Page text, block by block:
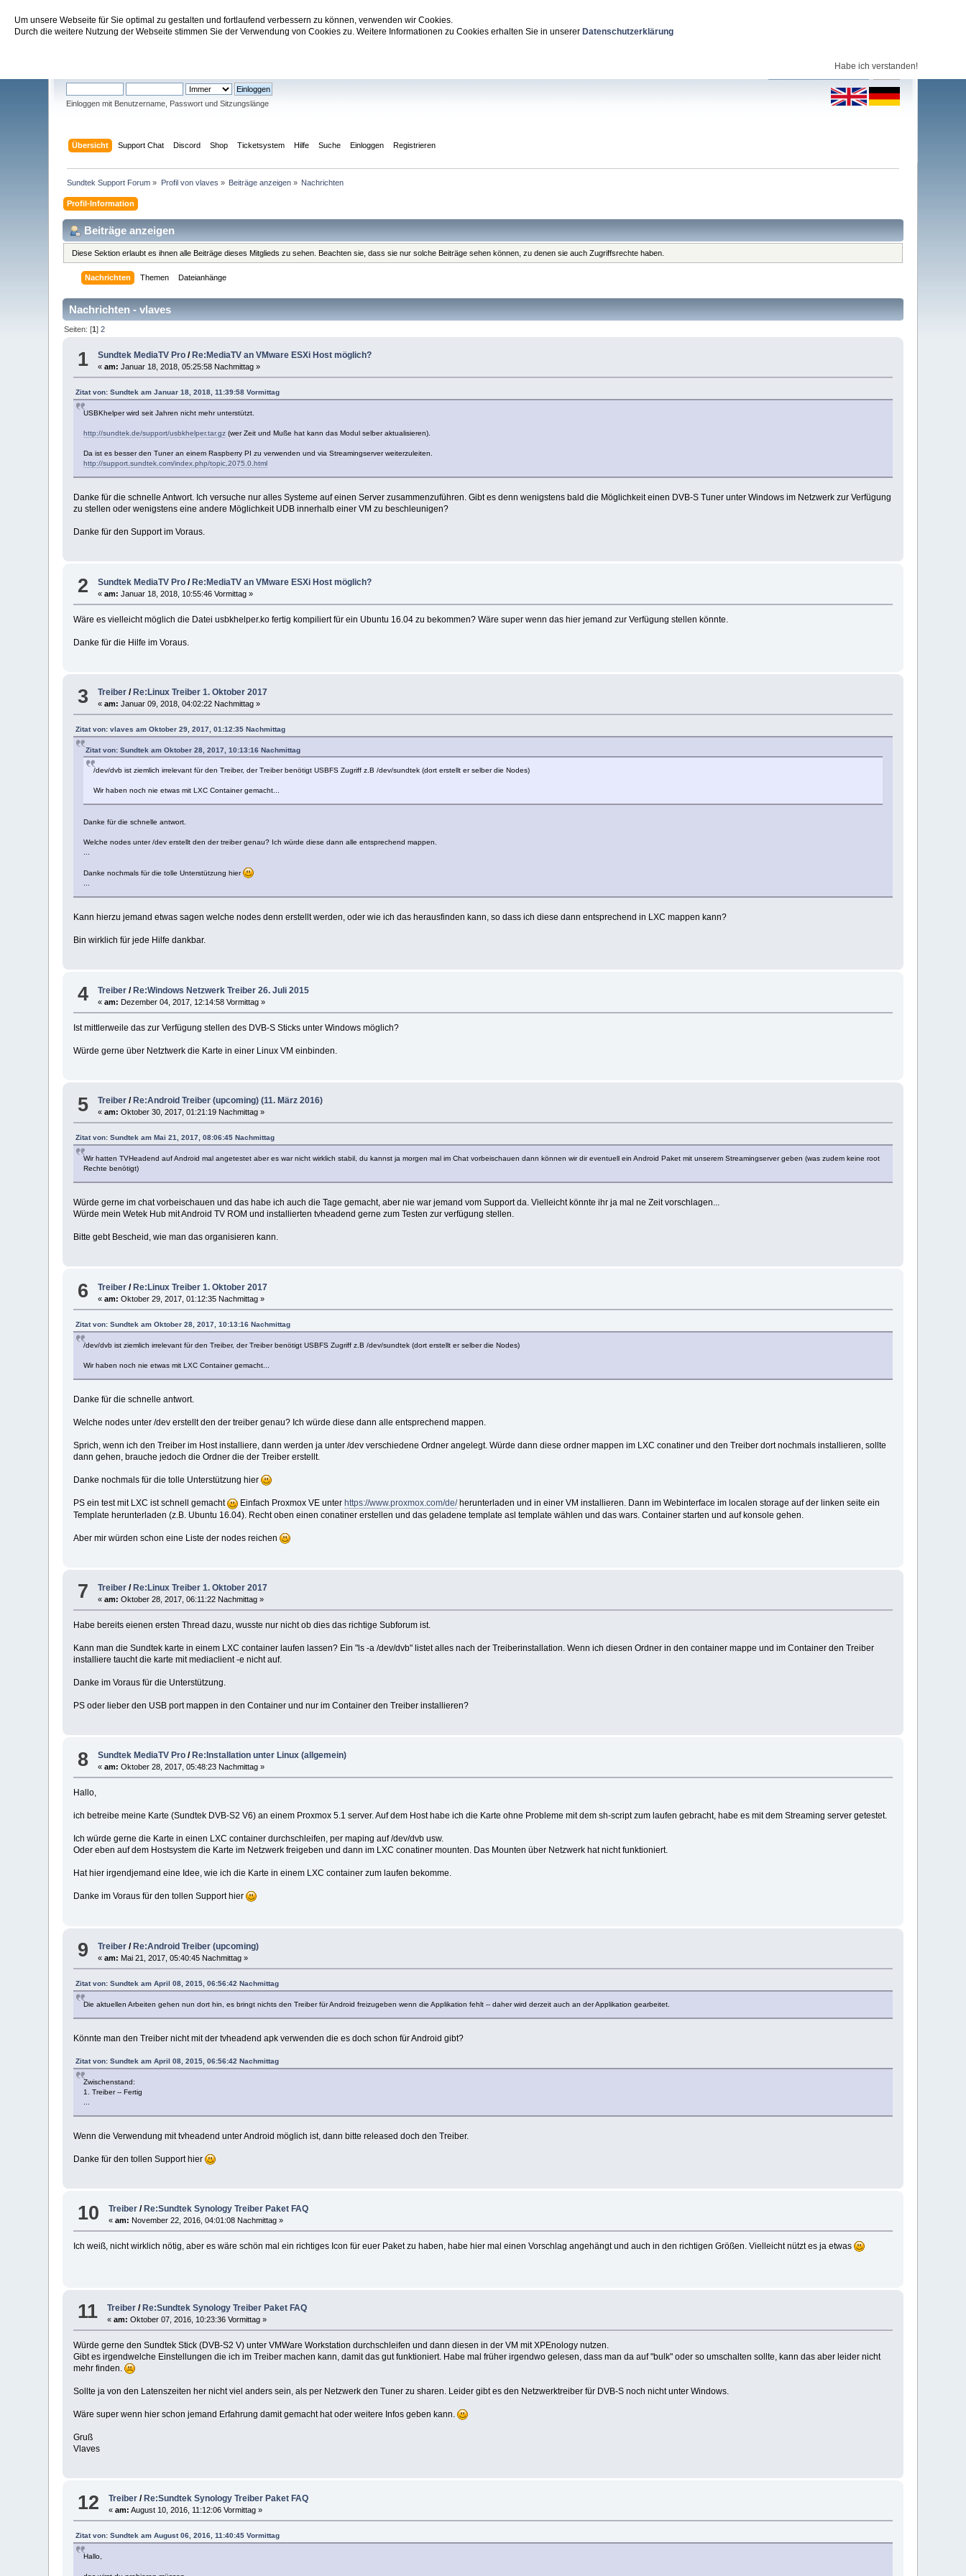
Um unsere Webseite für Sie optimal zu gestalten und fortlaufend verbessern zu können, verwenden wir Cookies.
Durch die weitere Nutzung der Webseite stimmen Sie der Verwendung von Cookies zu. Weitere Informationen zu Cookies erhalten Sie in unserer Datenschutzerklärung
Habe ich verstanden!
Sundtek Support Forum
Einloggen mit Benutzername, Passwort und Sitzungslänge
Übersicht Support Chat Discord Shop Ticketsystem Hilfe Suche Einloggen Registrieren
Sundtek Support Forum » Profil von vlaves » Beiträge anzeigen » Nachrichten
Profil-Information
Beiträge anzeigen
Diese Sektion erlaubt es ihnen alle Beiträge dieses Mitglieds zu sehen. Beachten sie, dass sie nur solche Beiträge sehen können, zu denen sie auch Zugriffsrechte haben.
Nachrichten Themen Dateianhänge
Nachrichten - vlaves
Seiten: [1]2
1 Sundtek MediaTV Pro / Re:MediaTV an VMware ESXi Host möglich?
«am: Januar 18, 2018, 05:25:58 Nachmittag »
Zitat von: Sundtek am Januar 18, 2018, 11:39:58 Vormittag
USBKhelper wird seit Jahren nicht mehr unterstützt.
http://sundtek.de/support/usbkhelper.tar.gz (wer Zeit und Muße hat kann das Modul selber aktualisieren).
Da ist es besser den Tuner an einem Raspberry PI zu verwenden und via Streamingserver weiterzuleiten.
http://support.sundtek.com/index.php/topic,2075.0.html
Danke für die schnelle Antwort. Ich versuche nur alles Systeme auf einen Server zusammenzuführen. Gibt es denn wenigstens bald die Möglichkeit einen DVB-S Tuner unter Windows im Netzwerk zur Verfügung
zu stellen oder wenigstens eine andere Möglichkeit UDB innerhalb einer VM zu beschleunigen?
Danke für den Support im Voraus.
2 Sundtek MediaTV Pro /Re:MediaTV an VMware ESXi Host möglich?
«am: Januar 18, 2018, 10:55:46 Vormittag »
Wäre es vielleicht möglich die Datei usbkhelper.ko fertig kompiliert für ein Ubuntu 16.04 zu bekommen? Wäre super wenn das hier jemand zur Verfügung stellen könnte.
Danke für die Hilfe im Voraus.
3 Treiber / Re:Linux Treiber 1. Oktober 2017
«am: Januar 09, 2018, 04:02:22 Nachmittag »
Zitat von: vlaves am Oktober 29, 2017, 01:12:35 Nachmittag
Zitat von: Sundtek am Oktober 28, 2017, 10:13:16 Nachmittag
/dev/dvb ist ziemlich irrelevant für den Treiber, der Treiber benötigt USBFS Zugriff z.B /dev/sundtek (dort erstellt er selber die Nodes)
Wir haben noch nie etwas mit LXC Container gemacht...
Danke für die schnelle antwort.
Welche nodes unter /dev erstellt den der treiber genau? Ich würde diese dann alle entsprechend mappen.
Danke nochmals für die tolle Unterstützung hier
Kann hierzu jemand etwas sagen welche nodes denn erstellt werden, oder wie ich das herausfinden kann, so dass ich diese dann entsprechend in LXC mappen kann?
Bin wirklich für jede Hilfe dankbar.
4 Treiber /Re:Windows Netzwerk Treiber 26. Juli 2015
«am: Dezember 04, 2017, 12:14:58 Vormittag »
Ist mittlerweile das zur Verfügung stellen des DVB-S Sticks unter Windows möglich?
Würde gerne über Netztwerk die Karte in einer Linux VM einbinden.
5 Treiber / Re:Android Treiber (upcoming) (11. März 2016)
«am: Oktober 30, 2017, 01:21:19 Nachmittag »
Zitat von: Sundtek am Mai 21, 2017, 08:06:45 Nachmittag
Wir hatten TVHeadend auf Android mal angetestet aber es war nicht wirklich stabil, du kannst ja morgen mal im Chat vorbeischauen dann können wir dir eventuell ein Android Paket mit unserem Streamingserver geben (was zudem keine root
Rechte benötigt)
Würde gerne im chat vorbeischauen und das habe ich auch die Tage gemacht, aber nie war jemand vom Support da. Vielleicht könnte ihr ja mal ne Zeit vorschlagen...
Würde mein Wetek Hub mit Android TV ROM und installierten tvheadend gerne zum Testen zur verfügung stellen.
Bitte gebt Bescheid, wie man das organisieren kann.
6 Treiber /Re:Linux Treiber 1. Oktober 2017
«am: Oktober 29, 2017, 01:12:35 Nachmittag »
Zitat von: Sundtek am Oktober 28, 2017, 10:13:16 Nachmittag
/dev/dvb ist ziemlich irrelevant für den Treiber, der Treiber benötigt USBFS Zugriff z.B /dev/sundtek (dort erstellt er selber die Nodes)
Wir haben noch nie etwas mit LXC Container gemacht...
Danke für die schnelle antwort.
Welche nodes unter /dev erstellt den der treiber genau? Ich würde diese dann alle entsprechend mappen.
Sprich, wenn ich den Treiber im Host installiere, dann werden ja unter /dev verschiedene Ordner angelegt. Würde dann diese ordner mappen im LXC conatiner und den Treiber dort nochmals installieren, sollte
dann gehen, brauche jedoch die Ordner die der Treiber erstellt.
Danke nochmals für die tolle Unterstützung hier
PS ein test mit LXC ist schnell gemacht Einfach Proxmox VE unterhttps://www.proxmox.com/de/herunterladen und in einer VM installieren. Dann im Webinterface im localen storage auf der linken seite ein
Template herunterladen (z.B. Ubuntu 16.04). Recht oben einen conatiner erstellen und das geladene template asl template wählen und das wars. Container starten und auf konsole gehen.
Aber mir würden schon eine Liste der nodes reichen
7 Treiber / Re:Linux Treiber 1. Oktober 2017
«am: Oktober 28, 2017, 06:11:22 Nachmittag »
Habe bereits eienen ersten Thread dazu, wusste nur nicht ob dies das richtige Subforum ist.
Kann man die Sundtek karte in einem LXC container laufen lassen? Ein "ls -a /dev/dvb" listet alles nach der Treiberinstallation. Wenn ich diesen Ordner in den container mappe und im Container den Treiber
installiere taucht die karte mit mediaclient -e nicht auf.
Danke im Voraus für die Unterstützung.
PS oder lieber den USB port mappen in den Container und nur im Container den Treiber installieren?
8 Sundtek MediaTV Pro / Re:Installation unter Linux (allgemein)
«am: Oktober 28, 2017, 05:48:23 Nachmittag »
Hallo,
ich betreibe meine Karte (Sundtek DVB-S2 V6) an einem Proxmox 5.1 server. Auf dem Host habe ich die Karte ohne Probleme mit dem sh-script zum laufen gebracht, habe es mit dem Streaming server getestet.
Ich würde gerne die Karte in einen LXC container durchschleifen, per maping auf /dev/dvb usw.
Oder eben auf dem Hostsystem die Karte im Netzwerk freigeben und dann im LXC conatiner mounten. Das Mounten über Netzwerk hat nicht funktioniert.
Hat hier irgendjemand eine Idee, wie ich die Karte in einem LXC container zum laufen bekomme.
Danke im Voraus für den tollen Support hier
9 Treiber / Re:Android Treiber (upcoming)
«am: Mai 21, 2017, 05:40:45 Nachmittag »
Zitat von: Sundtek am April 08, 2015, 06:56:42 Nachmittag
Die aktuellen Arbeiten gehen nun dort hin, es bringt nichts den Treiber für Android freizugeben wenn die Applikation fehlt -- daher wird derzeit auch an der Applikation gearbeitet.
Könnte man den Treiber nicht mit der tvheadend apk verwenden die es doch schon für Android gibt?
Zitat von: Sundtek am April 08, 2015, 06:56:42 Nachmittag
Zwischenstand:
1. Treiber -- Fertig
Wenn die Verwendung mit tvheadend unter Android möglich ist, dann bitte released doch den Treiber.
Danke für den tollen Support hier
10 Treiber / Re:Sundtek Synology Treiber Paket FAQ
«am: November 22, 2016, 04:01:08 Nachmittag »
Ich weiß, nicht wirklich nötig, aber es wäre schön mal ein richtiges Icon für euer Paket zu haben, habe hier mal einen Vorschlag angehängt und auch in den richtigen Größen. Vielleicht nützt es ja etwas
11 Treiber /Re:Sundtek Synology Treiber Paket FAQ
«am: Oktober 07, 2016, 10:23:36 Vormittag »
Würde gerne den Sundtek Stick (DVB-S2 V) unter VMWare Workstation durchschleifen und dann diesen in der VM mit XPEnology nutzen.
Gibt es irgendwelche Einstellungen die ich im Treiber machen kann, damit das gut funktioniert. Habe mal früher irgendwo gelesen, dass man da auf "bulk" oder so umschalten sollte, kann das aber leider nicht
mehr finden.
Sollte ja von den Latenszeiten her nicht viel anders sein, als per Netzwerk den Tuner zu sharen. Leider gibt es den Netzwerktreiber für DVB-S noch nicht unter Windows.
Wäre super wenn hier schon jemand Erfahrung damit gemacht hat oder weitere Infos geben kann.
Gruß
Vlaves
12 Treiber / Re:Sundtek Synology Treiber Paket FAQ
«am: August 10, 2016, 11:12:06 Vormittag »
Zitat von: Sundtek am August 06, 2016, 11:40:45 Vormittag
Hallo,